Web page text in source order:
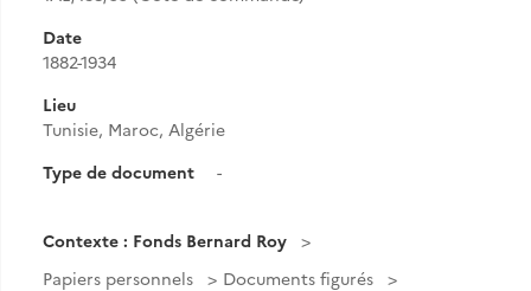
Date
1882-1934
Lieu
Tunisie, Maroc, Algérie
Type de document
-
Contexte : Fonds Bernard Roy
Papiers personnels
Documents figurés